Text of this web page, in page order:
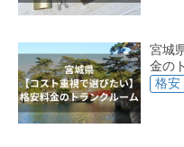
宮城
金の
格安